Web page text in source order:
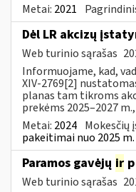
Metai: 2021
Dėl LR akcizų
Web turinio sąrašas
Informuojame, kad,
XIV-2769[2]
planas tam tikroms
prekėms 2025–2027
Metai: 2024 Mokesčių
pakeitimai nuo 2025 m.
Paramos gavėjų ir
Web turinio sąrašas